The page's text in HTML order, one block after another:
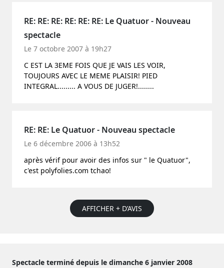
RE: RE: RE: RE: RE: RE: Le Quatuor - Nouveau
spectacle
Le 7 octobre 2007 à 19h27
C EST LA 3EME FOIS QUE JE VAIS LES VOIR,
TOUJOURS AVEC LE MEME PLAISIR! PIED
INTEGRAL......... A VOUS DE JUGER!........
RE: RE: Le Quatuor - Nouveau spectacle
Le 6 décembre 2006 à 13h52
après vérif pour avoir des infos sur " le Quatuor",
c'est polyfolies.com tchao!
AFFICHER + D’AVIS
Spectacle terminé depuis le dimanche 6 janvier 2008